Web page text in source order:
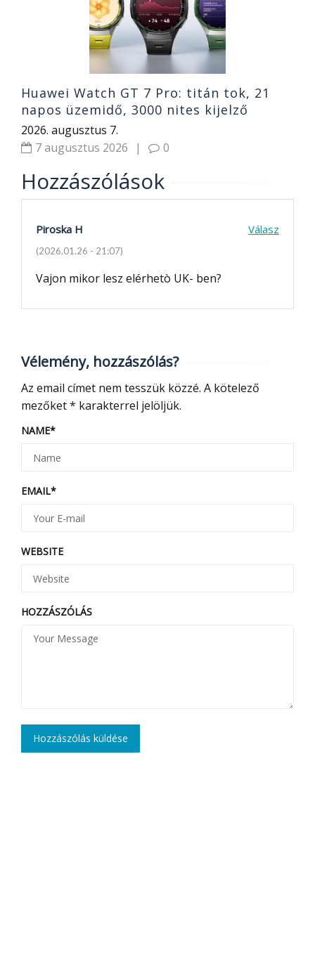
Huawei Watch GT 7 Pro: titán tok, 21
napos üzemidő, 3000 nites kijelző
2026. augusztus 7.
7 augusztus 2026
| 0
Hozzászólások
Piroska H Válasz
(2026.01.26 - 21:07)
Vajon mikor lesz elérhetò UK- ben?
Vélemény, hozzászólás?
Az email címet nem tesszük közzé. A kötelező
mezőket* karakterrel jelöljük.
NAME*
EMAIL*
WEBSITE
HOZZÁSZÓLÁS